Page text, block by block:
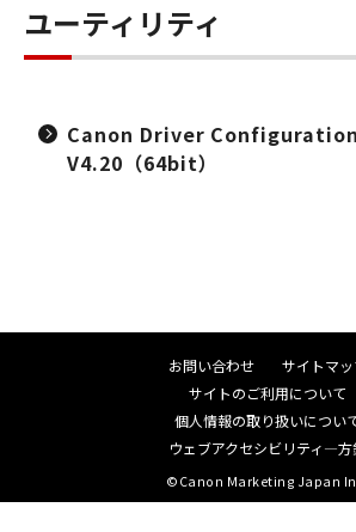
ユーティリティ
Canon Driver
V4.20（64bit）
お問い合わせ
サイトマ
サイトのご利用について
個人情報の取り扱いについ
ウェブアクセシビリティ―方
©Canon Marketing Japan